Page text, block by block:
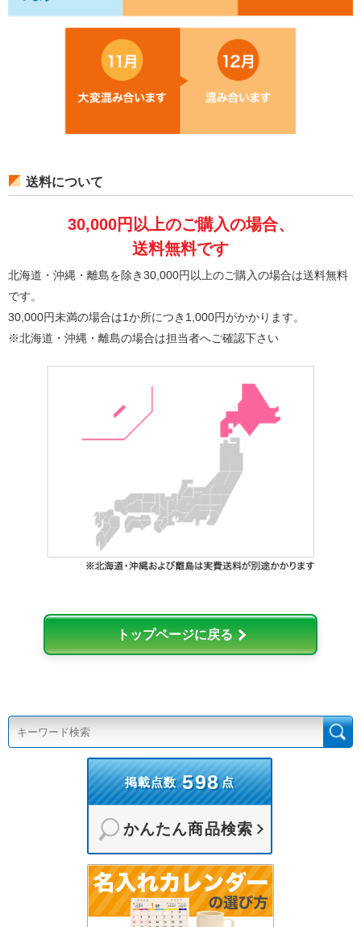
送料について
30,000円以上のご購入の場合、
送料無料です
北海道・沖縄・離島を除き30,000円以上のご購入の場合は送料無料
です。
30,000円未満の場合は1か所につき1,000円がかかります。
※北海道・沖縄・離島の場合は担当者へご確認下さい
トップページに戻る
掲載点数 598点
かんたん商品検索